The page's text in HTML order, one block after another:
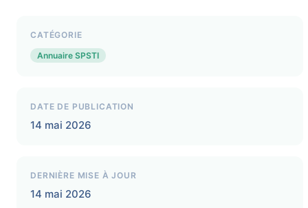
CATÉGORIE
Annuaire SPSTI
DATE DE PUBLICATION
14 mai 2026
DERNIÈRE MISE À JOUR
14 mai 2026